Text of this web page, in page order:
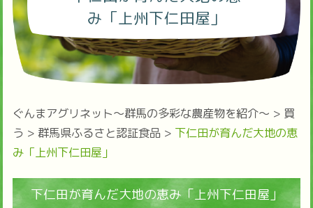
み「上州下仁田屋」
ぐんまアグリネット～群馬の多彩な農産物を紹介～ > 買
う > 群馬県ふるさと認証食品> 下仁田が育んだ大地の恵
み「上州下仁田屋」
下仁田が育んだ大地の恵み「上州下仁田屋」